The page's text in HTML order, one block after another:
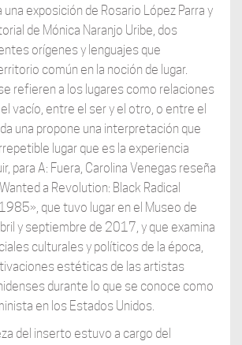
una exposición de Rosario López Parra y
de Mónica Naranjo Uribe, dos
orígenes y lenguajes que
común en la noción de lugar.
refieren a los lugares como relaciones
vacío, entre el ser y el otro, o entre el
una propone una interpretación que
lugar que es la experiencia
para A: Fuera, Carolina Venegas reseña
a Revolution: Black Radical
que tuvo lugar en el Museo de
y septiembre de 2017, y que examina
culturales y políticos de la época,
estéticas de las artistas
durante lo que se conoce como
en los Estados Unidos.
del inserto estuvo a cargo del